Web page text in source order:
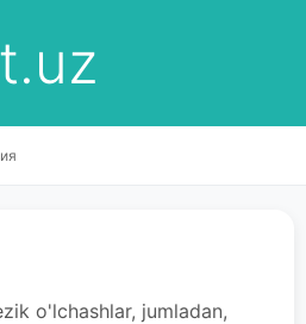
o'lchashlar, jumladan,